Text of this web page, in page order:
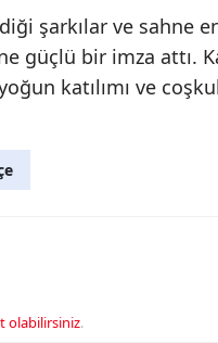
şarkılar ve sahne
güçlü bir imza attı.
katılımı ve
olabilirsiniz.